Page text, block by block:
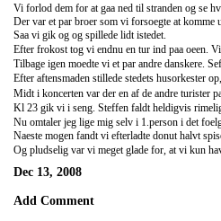
Der var et par broer som vi forsoegte at komme ud paa, for at proeve lykken lidt laengere ude, men de tilhoerte oens resorts og der var derfor ingen adgang. Anna tude ikke svoemme helt derud, da der ikke var opsyn paa stranden, saa vi
Saa vi gik og og spillede lidt istedet.
Nu omtaler jeg lige mig selv i 1.person i det
Naeste mogen fandt vi efterladte donut halvt
Og pludselig var vi meget glade for, at vi kun
Dec 13, 2008
Add Comment